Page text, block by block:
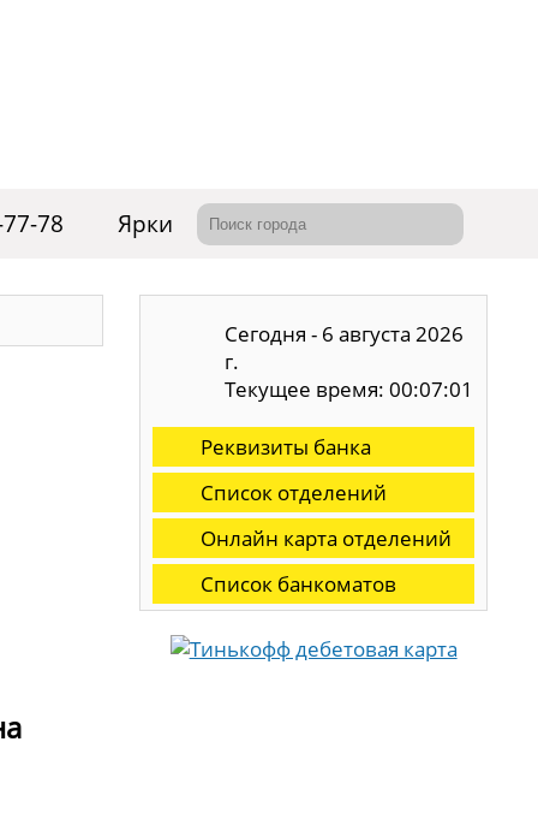
78 Ярки
Сегодня - 6 августа 2026
г.
Текущее время: 00:07:02
Реквизиты банка
Список отделений
Онлайн карта отделений
Список банкоматов